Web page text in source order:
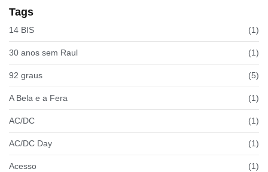
Tags
14 BIS (1)
30 anos sem Raul (1)
92 graus (5)
A Bela e a Fera (1)
AC/DC (1)
AC/DC Day (1)
Acesso (1)